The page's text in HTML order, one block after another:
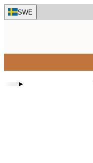
Skip
to
SWE
▸